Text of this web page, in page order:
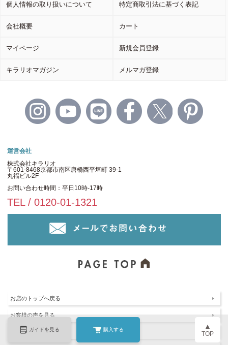
ガイドを見る 購入する ▲
TOP
個人情報の取り扱いについて 特定商取引法に基づく表記
会社概要 カート
マイページ 新規会員登録
キラリオマガジン メルマガ登録
運営会社
株式会社キラリオ
〒601-8468京都市南区唐橋西平垣町 39-1
丸福ビル2F
お問い合わせ時間：平日10時-17時
TEL / 0120-01-1321
お店のトップへ戻る
お客様の声を見る
お気に入りリストを見る